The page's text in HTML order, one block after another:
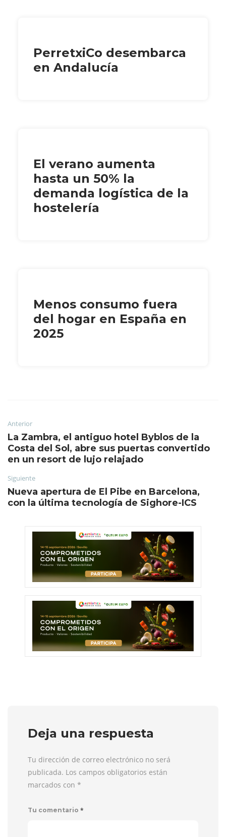
PerretxiCo desembarca
en Andalucía
El verano aumenta
hasta un 50% la
demanda logística de la
hostelería
Menos consumo fuera
del hogar en España en
2025
Anterior
La Zambra, el antiguo hotel Byblos de la
Costa del Sol, abre sus puertas convertido
en un resort de lujo relajado
Siguiente
Nueva apertura de El Pibe en Barcelona,
con la última tecnología de Sighore-ICS
Deja una respuesta
Tu dirección de correo electrónico no será
publicada. Los campos obligatorios están
marcados con *
Tu comentario *